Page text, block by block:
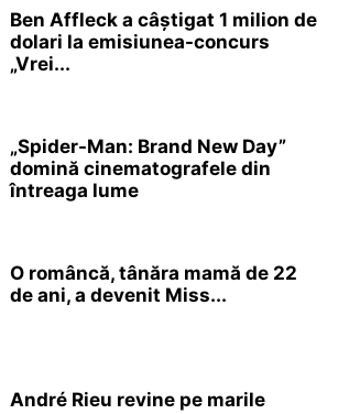
Ben Affleck a câștigat 1 milion de
dolari la emisiunea-concurs
„Vrei...
„Spider-Man: Brand New Day”
domină cinematografele din
întreaga lume
O româncă, tânăra mamă de 22
de ani, a devenit Miss...
André Rieu revine pe marile